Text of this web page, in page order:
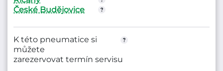
České Budějovice
K této pneumatice si
můžete
zarezervovat termín servisu